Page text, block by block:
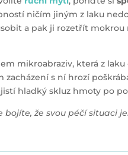
ničím jiným z laku
a pak ji rozetřít
mikroabraziv, která z
s ní hrozí
hladký skluz hmoty po
bojíte, že svou péčí situaci